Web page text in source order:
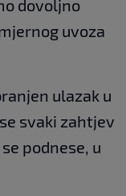
dovoljno
uvoza
ulazak u
svaki zahtjev
podnese, u